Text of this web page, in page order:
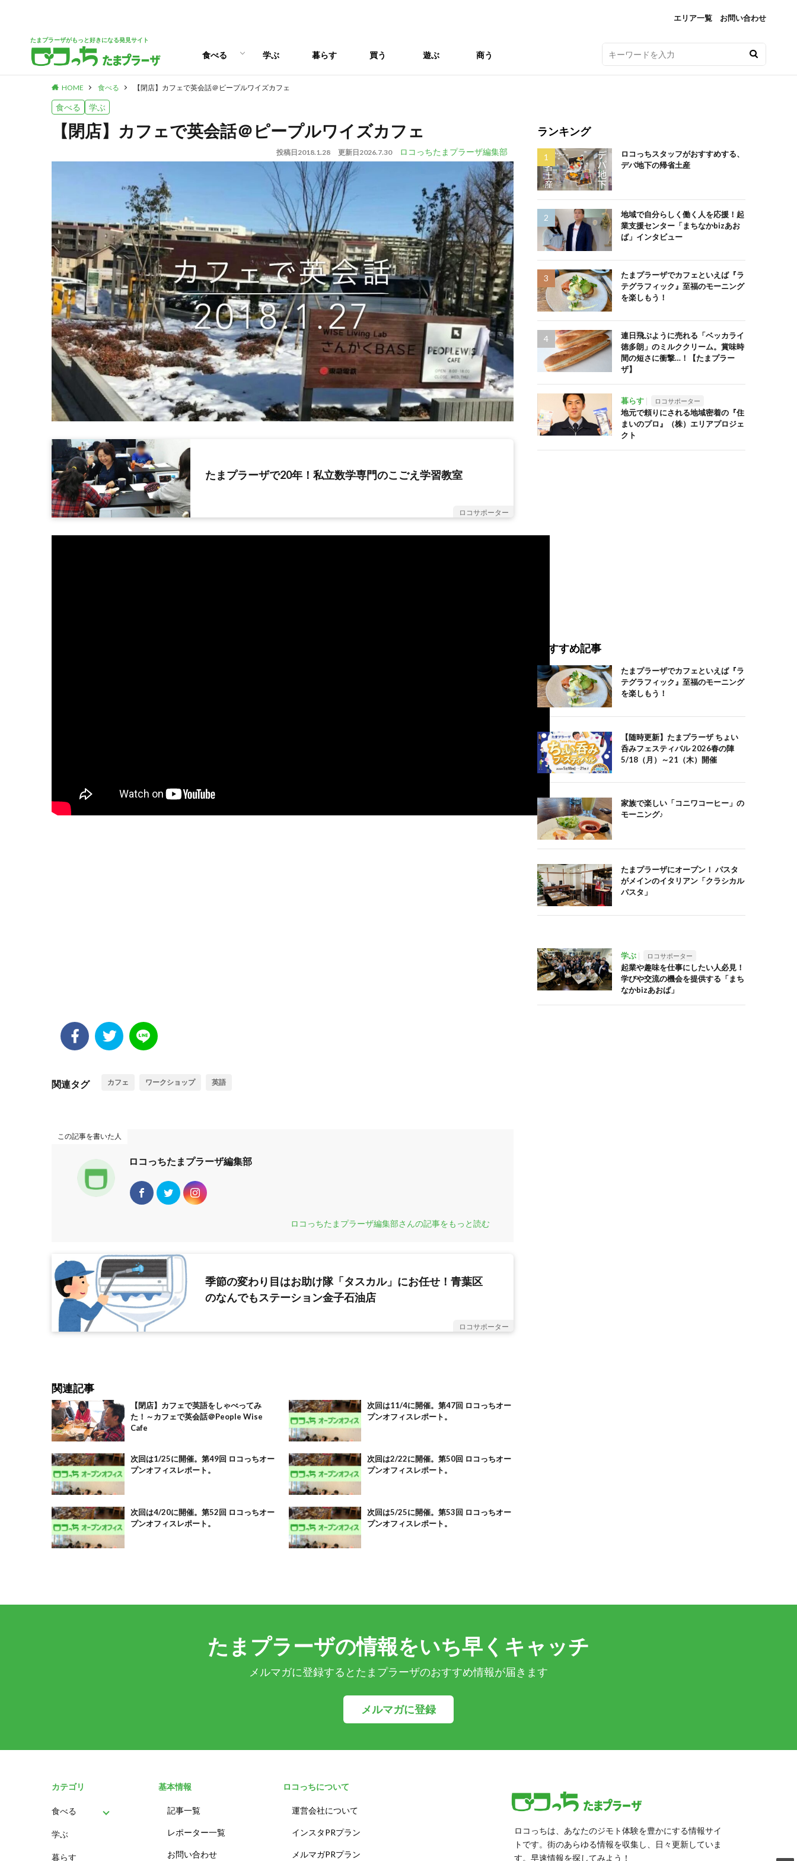
エリア一覧 お問い合わせ
たまプラーザがもっと好きになる発見サイト
食べる
パン
スイーツ
ランチ
カフェ
学ぶ 暮らす 買う 遊ぶ 商う
HOME 食べる 【閉店】カフェで英会話＠ピープルワイズカフェ
食べる 学ぶ
【閉店】カフェで英会話＠ピープルワイズカフェ
投稿日2018.1.28 更新日2026.7.30 ロコっちたまプラーザ編集部
たまプラーザで20年！私立数学専門のこごえ学習教室
ロコサポーター
関連タグ カフェ ワークショップ 英語
この記事を書いた人
ロコっちたまプラーザ編集部
ロコっちたまプラーザ編集部さんの記事をもっと読む
季節の変わり目はお助け隊「タスカル」にお任せ！青葉区
のなんでもステーション金子石油店
ロコサポーター
関連記事
【閉店】カフェで英語をしゃべってみ
た！～カフェで英会話＠People Wise
Cafe
次回は11/4に開催。第47回 ロコっちオー
プンオフィスレポート。
次回は1/25に開催。第49回 ロコっちオー
プンオフィスレポート。
次回は2/22に開催。第50回 ロコっちオー
プンオフィスレポート。
次回は4/20に開催。第52回 ロコっちオー
プンオフィスレポート。
次回は5/25に開催。第53回 ロコっちオー
プンオフィスレポート。
ランキング
ロコっちスタッフがおすすめする、
デパ地下の帰省土産
地域で自分らしく働く人を応援！起
業支援センター「まちなかbizあお
ば」インタビュー
たまプラーザでカフェといえば『ラ
テグラフィック』至福のモーニング
を楽しもう！
連日飛ぶように売れる「ベッカライ
徳多朗」のミルククリーム。賞味時
間の短さに衝撃…！【たまプラー
ザ】
暮らす ロコサポーター
地元で頼りにされる地域密着の『住
まいのプロ』（株）エリアプロジェ
クト
おすすめ記事
たまプラーザでカフェといえば『ラ
テグラフィック』至福のモーニング
を楽しもう！
【随時更新】たまプラーザ ちょい
呑みフェスティバル 2026春の陣
5/18（月）～21（木）開催
家族で楽しい「コニワコーヒー」の
モーニング♪
たまプラーザにオープン！ パスタ
がメインのイタリアン「クラシカル
パスタ」
学ぶ ロコサポーター
起業や趣味を仕事にしたい人必見！
学びや交流の機会を提供する「まち
なかbizあおば」
たまプラーザの情報をいち早くキャッチ
メルマガに登録するとたまプラーザのおすすめ情報が届きます
メルマガに登録
カテゴリ
食べる
パン
学ぶ
暮らす
基本情報
記事一覧
レポーター一覧
お問い合わせ
ロコっちについて
運営会社について
インスタPRプラン
メルマガPRプラン
ロコっちは、あなたのジモト体験を豊かにする情報サイ
トです。街のあらゆる情報を収集し、日々更新していま
す。早速情報を探してみよう！